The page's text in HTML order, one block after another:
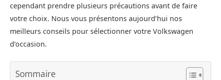
cependant prendre plusieurs précautions avant de faire
votre choix. Nous vous présentons aujourd’hui nos
meilleurs conseils pour sélectionner votre Volkswagen
d’occasion.
Sommaire